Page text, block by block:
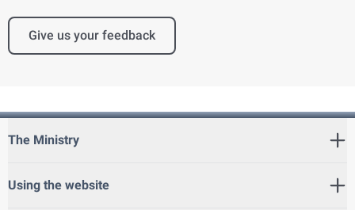
Give us your feedback
The Ministry
Using the website